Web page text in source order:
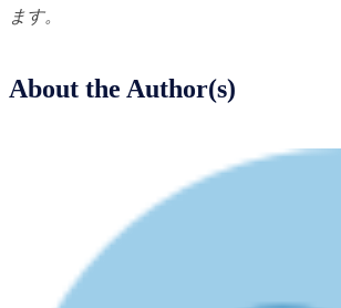
ます。
About the Author(s)